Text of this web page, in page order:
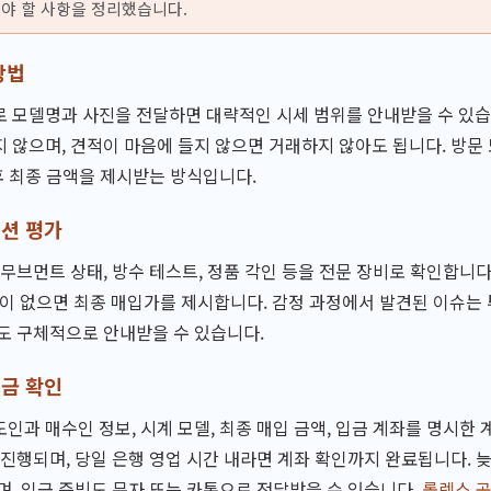
할 사항을 정리했습니다.
모델명과 사진을 전달하면 대략적인 시세 범위를 안내받을 수 있
않으며, 견적이 마음에 들지 않으면 거래하지 않아도 됩니다. 방
최종 금액을 제시받는 방식입니다.
평가
브먼트 상태, 방수 테스트, 정품 각인 등을 전문 장비로 확인합니
없으면 최종 매입가를 제시합니다. 감정 과정에서 발견된 이슈는
구체적으로 안내받을 수 있습니다.
확인
과 매수인 정보, 시계 모델, 최종 매입 금액, 입금 계좌를 명시한
행되며, 당일 은행 영업 시간 내라면 계좌 확인까지 완료됩니다.